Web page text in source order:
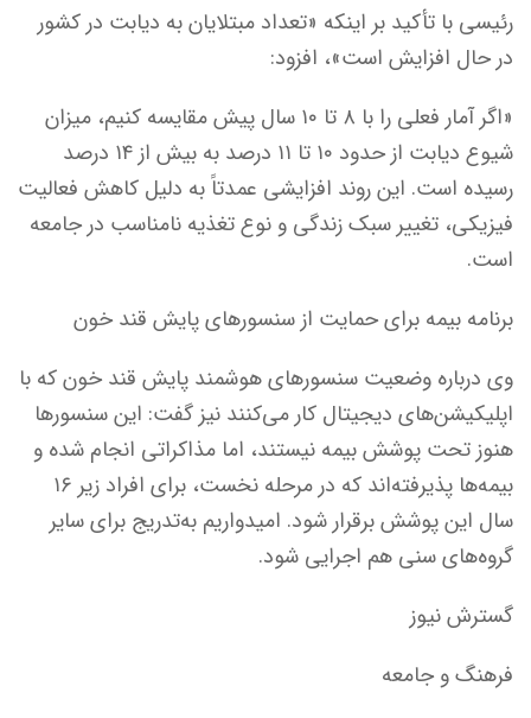
رئیسی با تأکید بر اینکه «تعداد مبتلایان به دیابت در کشور
در حال افزایش است»، افزود:
«اگر آمار فعلی را با ۸ تا ۱۰ سال پیش مقایسه کنیم، میزان
شیوع دیابت از حدود ۱۰ تا ۱۱ درصد به بیش از ۱۴ درصد
رسیده است. این روند افزایشی عمدتاً به دلیل کاهش فعالیت
فیزیکی، تغییر سبک زندگی و نوع تغذیه نامناسب در جامعه
است.
برنامه بیمه برای حمایت از سنسورهای پایش قند خون
وی درباره وضعیت سنسورهای هوشمند پایش قند خون که با
اپلیکیشن‌های دیجیتال کار می‌کنند نیز گفت: این سنسورها
هنوز تحت پوشش بیمه نیستند، اما مذاکراتی انجام شده و
بیمه‌ها پذیرفته‌اند که در مرحله نخست، برای افراد زیر ۱۶
سال این پوشش برقرار شود. امیدواریم به‌تدریج برای سایر
گروه‌های سنی هم اجرایی شود.
گسترش نیوز
فرهنگ و جامعه